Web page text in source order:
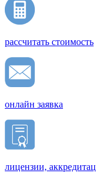
рассчитать стоимость
онлайн заявка
лицензии,